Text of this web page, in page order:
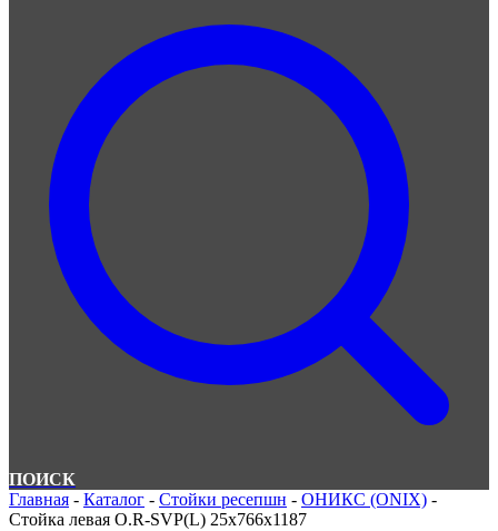
ПОИСК
Главная - Каталог - Стойки ресепшн - ОНИКС (ONIX) -
Стойка левая О.R-SVP(L) 25х766х1187